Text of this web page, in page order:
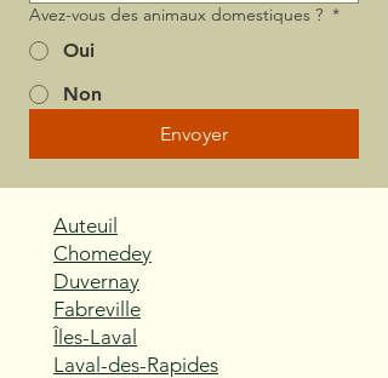
Avez-vous des animaux domestiques ? *
Oui
Non
Envoyer
Auteuil
Chomedey
Duvernay
Fabreville
Îles-Laval
Laval-des-Rapides